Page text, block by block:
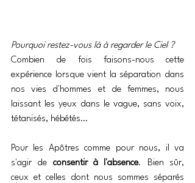
Pourquoi restez-vous là à regarder le Ciel ?
Combien de fois faisons-nous cette
expérience lorsque vient la séparation dans
nos vies d'hommes et de femmes, nous
laissant les yeux dans le vague, sans voix,
tétanisés, hébétés…
Pour les Apôtres comme pour nous, il va
s'agir de consentir à l'absence. Bien sûr,
ceux et celles dont nous sommes séparés